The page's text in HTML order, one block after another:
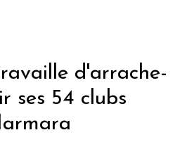
d'arrache-
ses 54 clubs